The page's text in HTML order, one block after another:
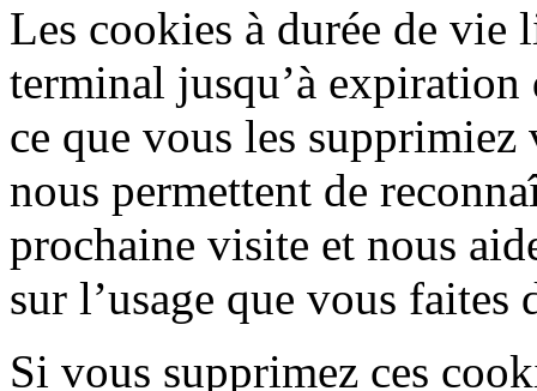
Les cookies à durée de vie
terminal jusqu’à expiration
ce que vous les
nous permettent de
prochaine visite et nous
sur l’usage que vous faites
Si vous supprimez ces